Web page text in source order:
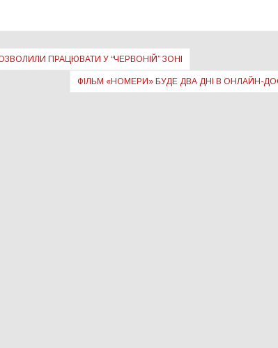
ПРАЦЮВАТИ У “ЧЕРВОНІЙ” ЗОНІ
ФІЛЬМ «НОМЕРИ» БУДЕ ДВА ДНІ В ОНЛАЙН-